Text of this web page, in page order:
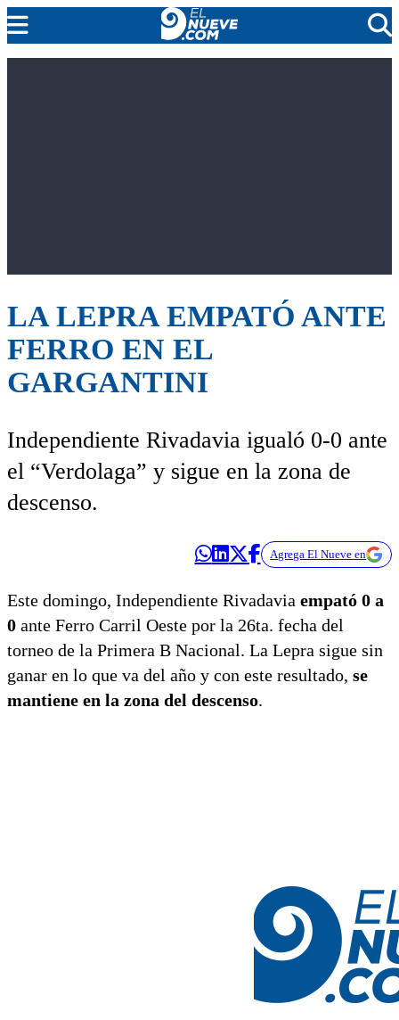
LA LEPRA EMPATÓ ANTE
FERRO EN EL
GARGANTINI
Independiente Rivadavia igualó 0-0 ante
el “Verdolaga” y sigue en la zona de
descenso.
Agrega El Nueve en
Este domingo, Independiente Rivadavia empató 0 a
0 ante Ferro Carril Oeste por la 26ta. fecha del
torneo de la Primera B Nacional. La Lepra sigue sin
ganar en lo que va del año y con este resultado, se
mantiene en la zona del descenso.